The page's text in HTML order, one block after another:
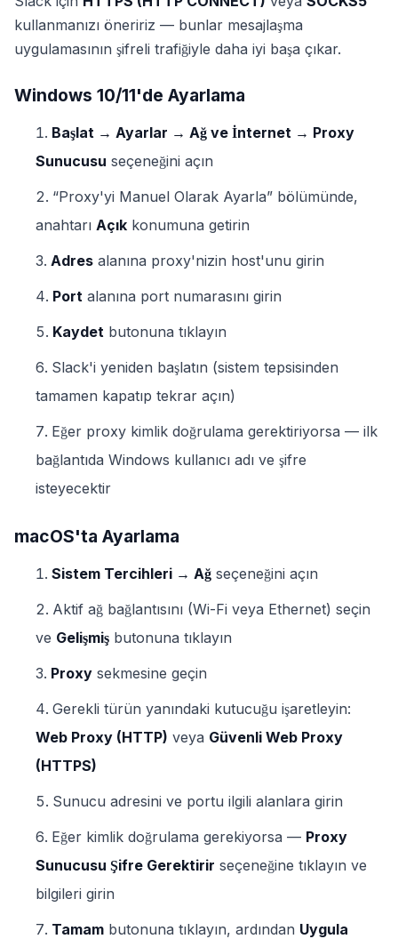
kullanmanızı öneririz — bunlar mesajlaşma
uygulamasının şifreli trafiğiyle daha iyi başa çıkar.
Windows 10/11'de Ayarlama
Başlat → Ayarlar → Ağ ve İnternet → Proxy
Sunucusu seçeneğini açın
“Proxy'yi Manuel Olarak Ayarla” bölümünde,
anahtarı Açık konumuna getirin
Adres alanına proxy'nizin host'unu girin
Port alanına port numarasını girin
Kaydet butonuna tıklayın
Slack'i yeniden başlatın (sistem tepsisinden
tamamen kapatıp tekrar açın)
Eğer proxy kimlik doğrulama gerektiriyorsa — ilk
bağlantıda Windows kullanıcı adı ve şifre
isteyecektir
macOS'ta Ayarlama
Sistem Tercihleri → Ağ seçeneğini açın
Aktif ağ bağlantısını (Wi-Fi veya Ethernet) seçin
ve Gelişmiş butonuna tıklayın
Proxy sekmesine geçin
Gerekli türün yanındaki kutucuğu işaretleyin:
Web Proxy (HTTP) veya Güvenli Web Proxy
(HTTPS)
Sunucu adresini ve portu ilgili alanlara girin
Eğer kimlik doğrulama gerekiyorsa — Proxy
Sunucusu Şifre Gerektirir seçeneğine tıklayın ve
bilgileri girin
Tamam butonuna tıklayın, ardından Uygula